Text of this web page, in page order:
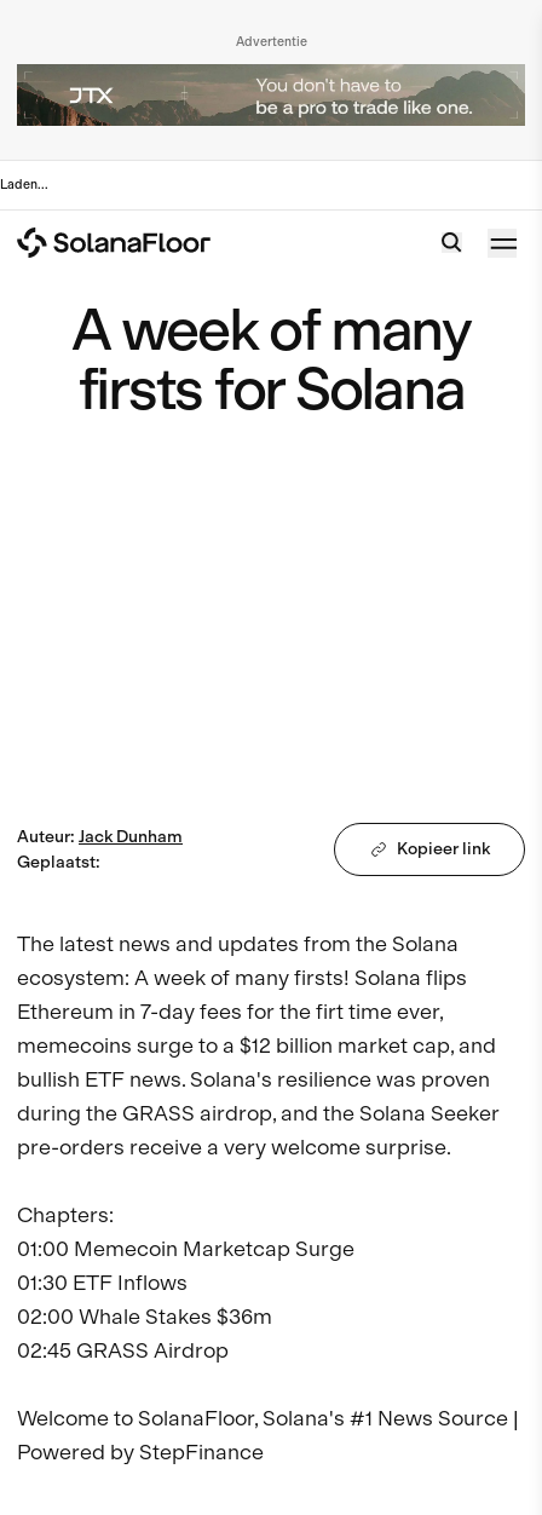
Advertentie
Laden...
A week of many
firsts for Solana
Auteur: Jack Dunham
Geplaatst:
Kopieer link
The latest news and updates from the Solana
ecosystem: A week of many firsts! Solana flips
Ethereum in 7-day fees for the firt time ever,
memecoins surge to a $12 billion market cap, and
bullish ETF news. Solana's resilience was proven
during the GRASS airdrop, and the Solana Seeker
pre-orders receive a very welcome surprise.
Chapters:
01:00 Memecoin Marketcap Surge
01:30 ETF Inflows
02:00 Whale Stakes $36m
02:45 GRASS Airdrop
Welcome to SolanaFloor, Solana's #1 News Source |
Powered by StepFinance